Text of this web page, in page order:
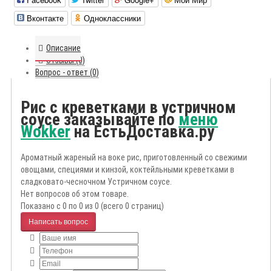
Вконтакте
Одноклассники
Описание
Отзывы (0)
Вопрос - ответ (0)
Рис с креветками в устричном
соусе заказывайте по меню
Wokkerна ЕстьДоставка.ру
Ароматный жареный на воке рис, приготовленный со свежими
овощами, специями и кинзой, коктейльными креветками в
сладковато-чесночном Устричном соусе.
Нет вопросов об этом товаре.
Показано с 0 по 0 из 0 (всего 0 страниц)
Написать вопрос